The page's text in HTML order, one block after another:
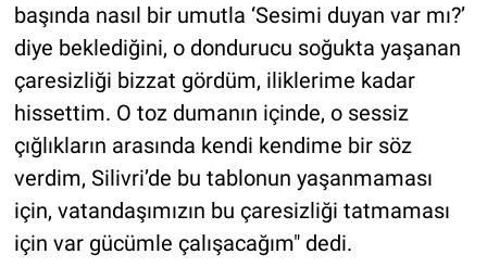
başında nasıl bir umutla ‘Sesimi duyan var mı?’
diye beklediğini, o dondurucu soğukta yaşanan
çaresizliği bizzat gördüm, iliklerime kadar
hissettim. O toz dumanın içinde, o sessiz
çığlıkların arasında kendi kendime bir söz
verdim, Silivri’de bu tablonun yaşanmaması
için, vatandaşımızın bu çaresizliği tatmaması
için var gücümle çalışacağım" dedi.